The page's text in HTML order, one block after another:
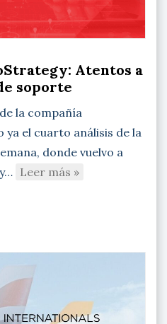
Atentos a
soporte
la compañía
el cuarto análisis de la
donde vuelvo a
Leer más »